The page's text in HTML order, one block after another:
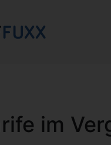
im